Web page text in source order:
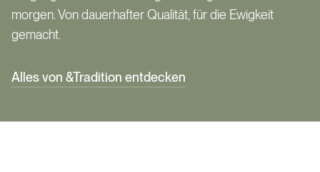
morgen. Von dauerhafter Qualität, für die Ewigkeit
gemacht.
Alles von &Tradition entdecken